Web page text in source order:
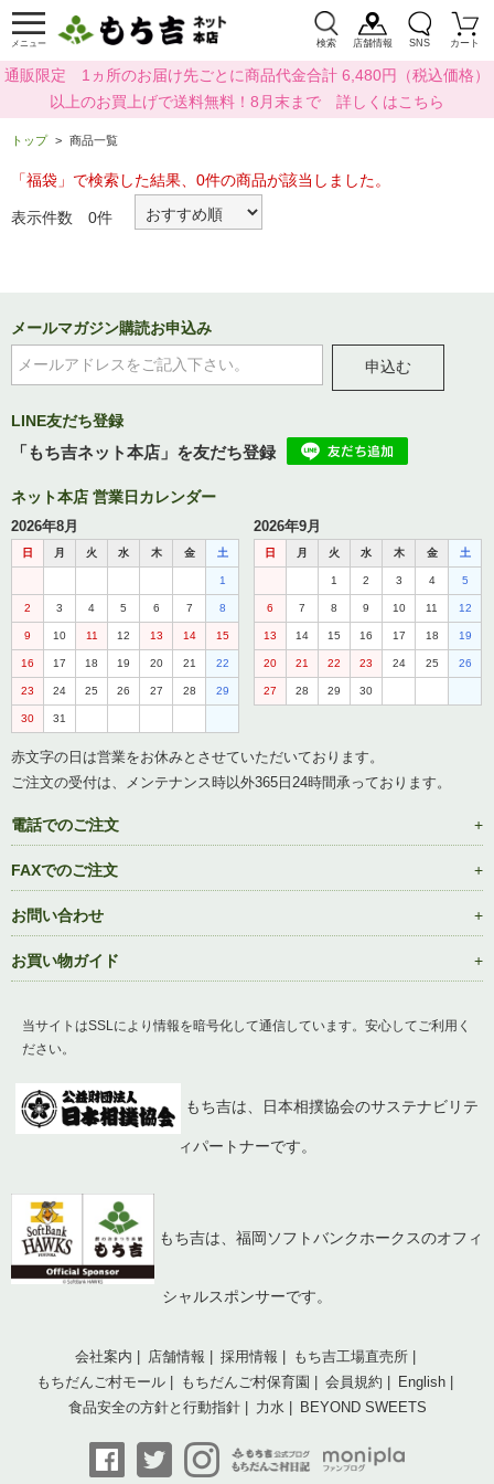
メニュー 検索 店舗情報 SNS カート
通販限定 1ヵ所のお届け先ごとに商品代金合計 6,480円（税込価格）
以上のお買上げで送料無料！8月末まで 詳しくはこちら
トップ 商品一覧
「福袋」で検索した結果、0件の商品が該当しました。
表示件数 0件
メールマガジン購読お申込み
申込む
LINE友だち登録
「もち吉ネット本店」を友だち登録
ネット本店 営業日カレンダー
2026年8月
日 月 火 水 木 金 土
1
2 3 4 5 6 7 8
9 10 11 12 13 14 15
16 17 18 19 20 21 22
23 24 25 26 27 28 29
30 31
2026年9月
日 月 火 水 木 金 土
1 2 3 4 5
6 7 8 9 10 11 12
13 14 15 16 17 18 19
20 21 22 23 24 25 26
27 28 29 30
赤文字の日は営業をお休みとさせていただいております。
ご注文の受付は、メンテナンス時以外365日24時間承っております。
電話でのご注文
FAXでのご注文
お問い合わせ
お買い物ガイド
当サイトはSSLにより情報を暗号化して通信しています。安心してご利用く
ださい。
もち吉は、日本相撲協会のサステナビリテ
ィパートナーです。
もち吉は、福岡ソフトバンクホークスのオフィ
シャルスポンサーです。
会社案内 店舗情報 採用情報
もち吉工場直売所
もちだんご村モール
もちだんご村保育園 会員規約
English
食品安全の方針と行動指針
力水 BEYOND SWEETS